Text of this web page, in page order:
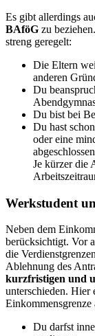
Es gibt allerdings
BAföG zu
streng geregelt:
Die Eltern
anderen
Du
Du bist bei
Du hast
oder eine
Je kürzer die
Werkstudent
Neben dem
berücksichtigt. Vor
die
Ablehnung des
kurzfristigen und
unterschieden.
Einkommensgrenze
Du darfst